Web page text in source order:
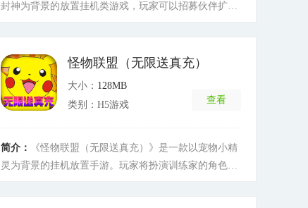
封神为背景的放置挂机类游戏，玩家可以招募伙伴扩展
怪物联盟（无限送真充）
大小： 128MB
类别：H5游戏
查看
简介：
《怪物联盟（无限送真充）》是一款以宠物小精
灵为背景的挂机放置手游。玩家将扮演训练家的角色，